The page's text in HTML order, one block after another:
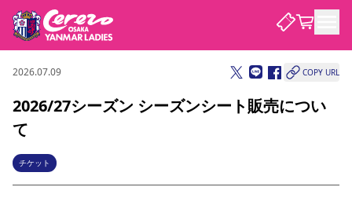
試合・チーム
試合日程 / 結果
チームについて
観戦する
チケット
クラブを知る
2026.07.09 COPY URL
2026/27シーズン シーズンシート販売につい
て
チケット